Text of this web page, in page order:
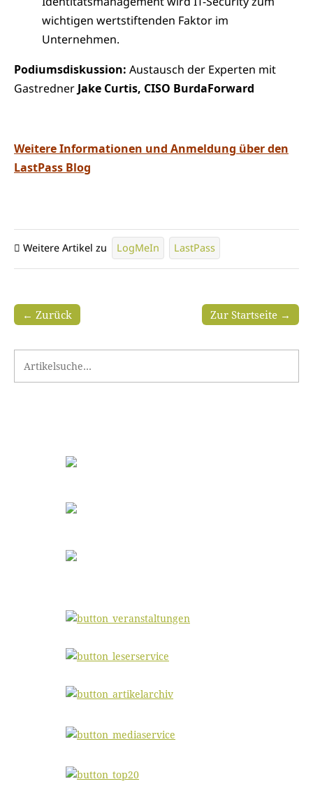
wichtigen wertstiftenden Faktor im
Unternehmen.
Podiumsdiskussion: Austausch der Experten mit
Gastredner Jake Curtis, CISO BurdaForward
Weitere Informationen und Anmeldung über den
LastPass Blog
Weitere Artikel zu LogMeIn LastPass
Zur Startseite →
← Zurück